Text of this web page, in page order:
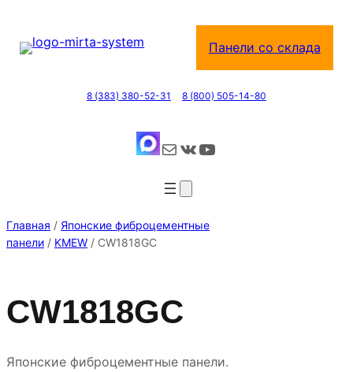
содержимому
Панели со склада
8 (383) 380-52-31 8 (800) 505-14-80
Почта ВКонтакте YouTube
Главная / Японские фиброцементные
панели / KMEW / CW1818GC
CW1818GC
Японские фиброцементные панели.